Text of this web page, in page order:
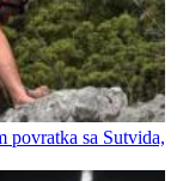
povratka sa Sutvida,